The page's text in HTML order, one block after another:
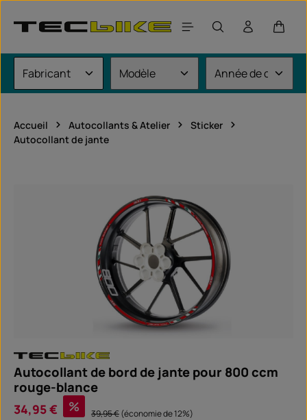
Le
Accueil Autocollants & Atelier
Sticker
Autocollant de jante
Autocollant de bord de jante pour 800 ccm
rouge-blance
Prix de vente :
34,95 € % Prix régulier :
39,95 €(économie de 12%)